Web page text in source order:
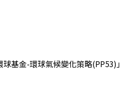
球基金-環球氣候變化策略(PP53)」